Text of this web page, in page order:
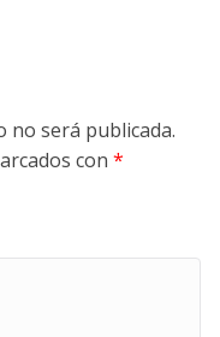
no será publicada.
con *